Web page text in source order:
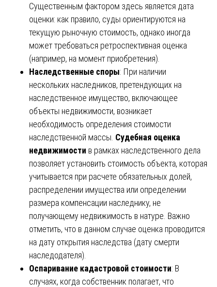
Существенным фактором здесь является дата
оценки: как правило, суды ориентируются на
текущую рыночную стоимость, однако иногда
может требоваться ретроспективная оценка
(например, на момент приобретения).
Наследственные споры: При наличии
нескольких наследников, претендующих на
наследственное имущество, включающее
объекты недвижимости, возникает
необходимость определения стоимости
наследственной массы. Судебная оценка
недвижимости в рамках наследственного дела
позволяет установить стоимость объекта, которая
учитывается при расчете обязательных долей,
распределении имущества или определении
размера компенсации наследнику, не
получающему недвижимость в натуре. Важно
отметить, что в данном случае оценка проводится
на дату открытия наследства (дату смерти
наследодателя).
Оспаривание кадастровой стоимости: В
случаях, когда собственник полагает, что